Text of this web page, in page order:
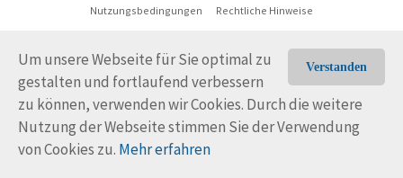
Verstanden
Um unsere Webseite für Sie optimal zu
gestalten und fortlaufend verbessern
zu können, verwenden wir Cookies. Durch die weitere
Nutzung der Webseite stimmen Sie der Verwendung
von Cookies zu. Mehr erfahren
Nutzungsbedingungen
Rechtliche Hinweise